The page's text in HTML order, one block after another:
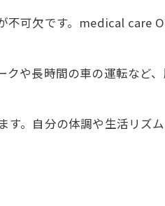
不可欠です。medical care
や長時間の車の運転など
。自分の体調や生活リズ